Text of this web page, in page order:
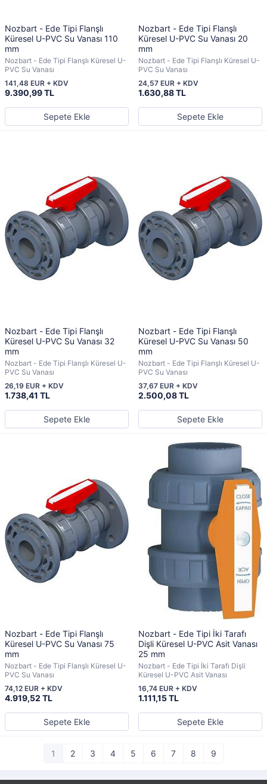
Nozbart - Ede Tipi Flanşlı
Küresel U-PVC Su Vanası 110
mm
Nozbart - Ede Tipi Flanşlı Küresel U-
PVC Su Vanası
9.390,99 TL
141,48 EUR + KDV
Sepete Ekle
Nozbart - Ede Tipi Flanşlı
Küresel U-PVC Su Vanası 20
mm
Nozbart - Ede Tipi Flanşlı Küresel U-
PVC Su Vanası
1.630,88 TL
24,57 EUR + KDV
Sepete Ekle
Nozbart - Ede Tipi Flanşlı
Küresel U-PVC Su Vanası 32
mm
Nozbart - Ede Tipi Flanşlı Küresel U-
PVC Su Vanası
1.738,41 TL
26,19 EUR + KDV
Sepete Ekle
Nozbart - Ede Tipi Flanşlı
Küresel U-PVC Su Vanası 50
mm
Nozbart - Ede Tipi Flanşlı Küresel U-
PVC Su Vanası
2.500,08 TL
37,67 EUR + KDV
Sepete Ekle
Nozbart - Ede Tipi Flanşlı
Küresel U-PVC Su Vanası 75
mm
Nozbart - Ede Tipi Flanşlı Küresel U-
PVC Su Vanası
4.919,52 TL
74,12 EUR + KDV
Sepete Ekle
Nozbart - Ede Tipi İki Tarafı
Dişli Küresel U-PVC Asit Vanası
25 mm
Nozbart - Ede Tipi İki Tarafı Dişli
Küresel U-PVC Asit Vanası
1.111,15 TL
16,74 EUR + KDV
Sepete Ekle
1 2 3 4 5 6 7 8 9